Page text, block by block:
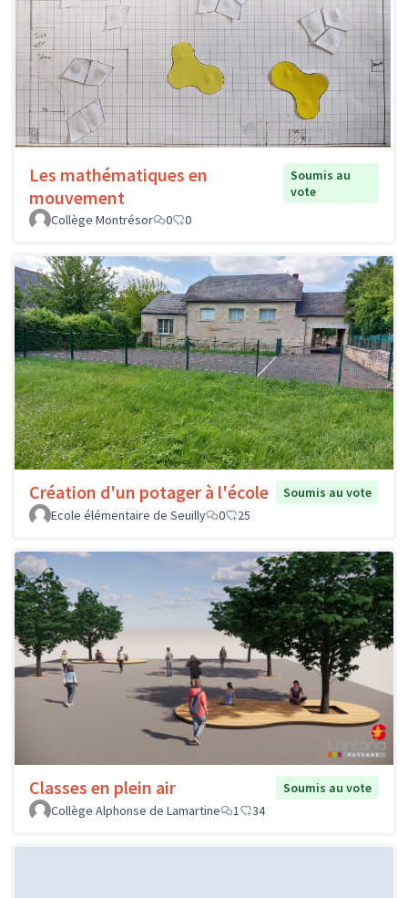
Les mathématiques en
mouvement
Soumis au
vote
Collège Montrésor
0 0
Création d'un potager à l'école
Soumis au vote
Ecole élémentaire de Seuilly
0 25
Classes en plein air
Soumis au vote
Collège Alphonse de Lamartine
1 34